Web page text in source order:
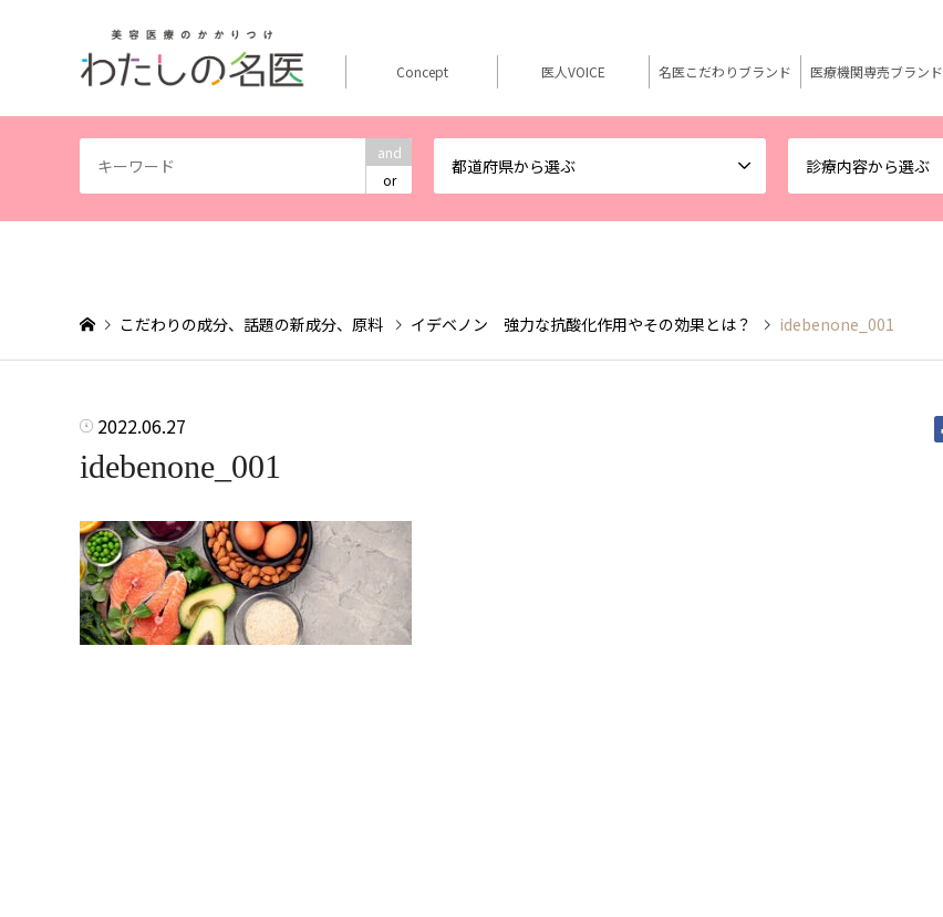
and
or
都道府県から選ぶ 診療内容から選ぶ
Concept 医人VOICE 名医こだわりブランド 医療機関専売ブランド
こだわりの成分、話題の新成分、原料 イデベノン 強力な抗酸化作用やその効果とは？ idebenone_001
2022.06.27
idebenone_001